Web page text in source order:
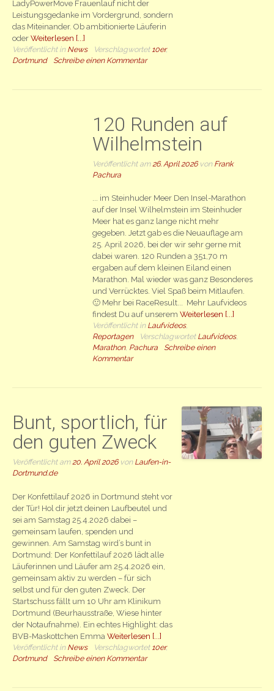
LadyPowerMove Frauenlauf nicht der
Leistungsgedanke im Vordergrund, sondern
das Miteinander. Ob ambitionierte Läuferin
oderWeiterlesen [...]
Veröffentlicht in News Verschlagwortet 10er,
Dortmund
Schreibe einen Kommentar
120 Runden auf
Wilhelmstein
Veröffentlicht am 26. April 2026von Frank
Pachura
... im Steinhuder Meer Den Insel-Marathon
auf der Insel Wilhelmstein im Steinhuder
Meer hat es ganz lange nicht mehr
gegeben. Jetzt gab es die Neuauflage am
25. April 2026, bei der wir sehr gerne mit
dabei waren. 120 Runden a 351,70 m
ergaben auf dem kleinen Eiland einen
Marathon. Mal wieder was ganz Besonderes
und Verrücktes. Viel Spaß beim Mitlaufen.
🙂 Mehr bei RaceResult... Mehr Laufvideos
findest Du auf unserem Weiterlesen [...]
Veröffentlicht in Laufvideos,
Reportagen
Verschlagwortet Laufvideos,
Marathon, Pachura
Schreibe einen
Kommentar
Bunt, sportlich, für
den guten Zweck
Veröffentlicht am20. April 2026von Laufen-in-
Dortmund.de
Der Konfettilauf 2026 in Dortmund steht vor
der Tür! Hol dir jetzt deinen Laufbeutel und
sei am Samstag 25.4.2026 dabei –
gemeinsam laufen, spenden und
gewinnen. Am Samstag wird’s bunt in
Dortmund: Der Konfettilauf 2026 lädt alle
Läuferinnen und Läufer am 25.4.2026 ein,
gemeinsam aktiv zu werden – für sich
selbst und für den guten Zweck. Der
Startschuss fällt um 10 Uhr am Klinikum
Dortmund (Beurhausstraße, Wiese hinter
der Notaufnahme). Ein echtes Highlight: das
BVB-Maskottchen EmmaWeiterlesen [...]
Veröffentlicht in News Verschlagwortet 10er,
Dortmund
Schreibe einen Kommentar